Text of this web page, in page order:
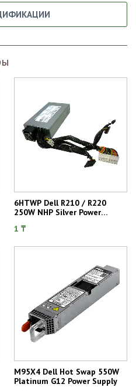
6HTWP Dell R210 / R220
250W NHP Silver Power
1 ₸
M95X4 Dell Hot Swap 550W
Platinum G12 Power Supply